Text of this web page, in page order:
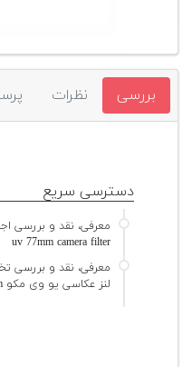
بررسی نظرات
دسترسی سریع
uv 77mm camera filter
معرفی، نقد و بررسی
لنز عکاسی یو وی مکو 77mm